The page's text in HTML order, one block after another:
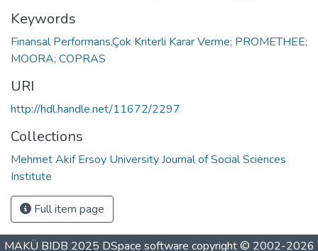
Keywords
Finansal Performans,Çok Kriterli Karar Verme; PROMETHEE;
MOORA; COPRAS
URI
http://hdl.handle.net/11672/2297
Collections
Mehmet Akif Ersoy University Journal of Social Sciences
Institute
Full item page
MAKÜ BIDB 2025 DSpace software copyright © 2002-2026